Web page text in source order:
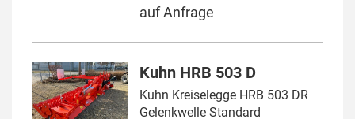
auf Anfrage
Kuhn HRB 503 D
Kuhn Kreiselegge HRB 503 DR
Gelenkwelle Standard